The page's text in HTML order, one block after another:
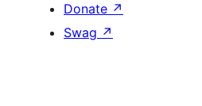
Donate ↗
Swag ↗